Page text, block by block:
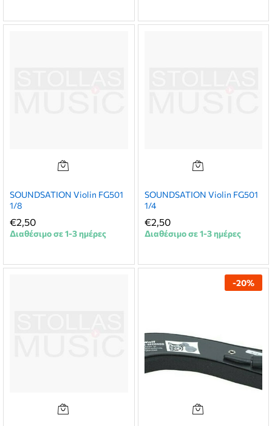
SOUNDSATION Violin FG501
1/8
€2,50
Διαθέσιμο σε 1-3 ημέρες
SOUNDSATION Violin FG501
1/4
€2,50
Διαθέσιμο σε 1-3 ημέρες
-20%